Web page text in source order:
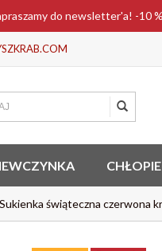
do newsletter'a! -10
Sukienka świąteczna czerwona